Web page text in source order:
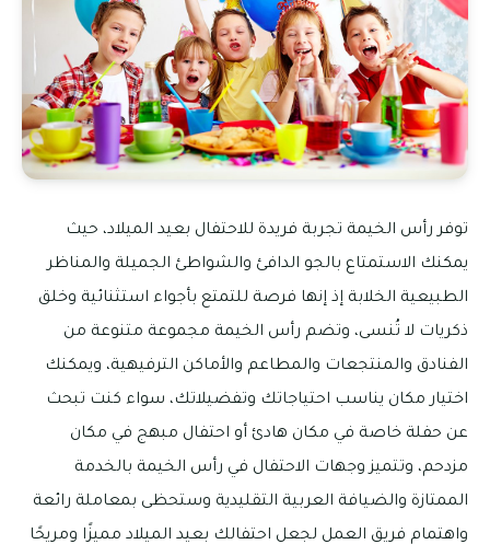
توفر رأس الخيمة تجربة فريدة للاحتفال بعيد الميلاد، حيث
يمكنك الاستمتاع بالجو الدافئ والشواطئ الجميلة والمناظر
الطبيعية الخلابة إذ إنها فرصة للتمتع بأجواء استثنائية وخلق
ذكريات لا تُنسى، وتضم رأس الخيمة مجموعة متنوعة من
الفنادق والمنتجعات والمطاعم والأماكن الترفيهية، ويمكنك
اختيار مكان يناسب احتياجاتك وتفضيلاتك، سواء كنت تبحث
عن حفلة خاصة في مكان هادئ أو احتفال مبهج في مكان
مزدحم، وتتميز وجهات الاحتفال في رأس الخيمة بالخدمة
الممتازة والضيافة العربية التقليدية وستحظى بمعاملة رائعة
واهتمام فريق العمل لجعل احتفالك بعيد الميلاد مميزًا ومريحًا